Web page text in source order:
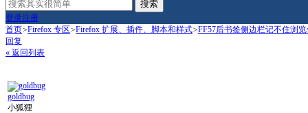
搜索
登录注册
首页>Firefox 专区>Firefox 扩展、插件、脚本和样式>FF57后书签侧边栏记不住浏
回复
« 返回列表
goldbug
小狐狸